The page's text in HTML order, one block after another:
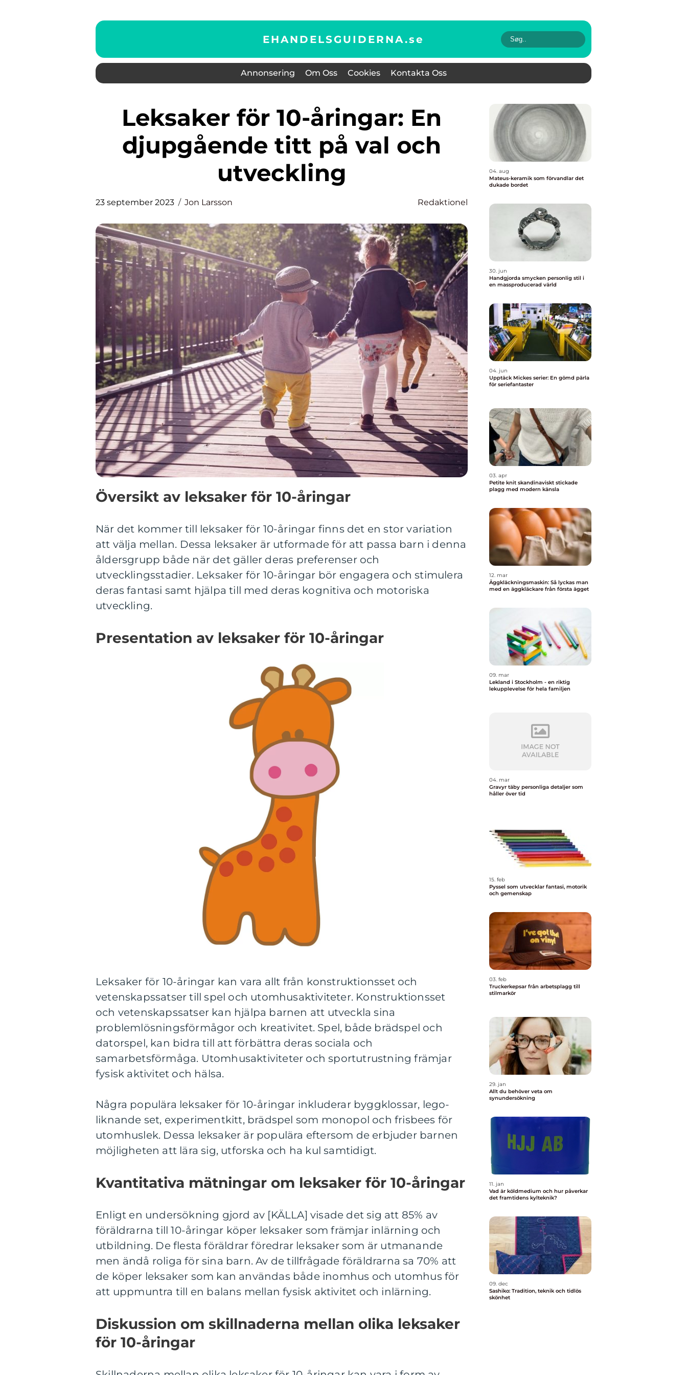
EHANDELSGUIDERNA.se
Annonsering Om Oss Cookies Kontakta Oss
Leksaker för 10-åringar: En
djupgående titt på val och
utveckling
23 september 2023 Jon Larsson Redaktionel
Översikt av leksaker för 10-åringar
När det kommer till leksaker för 10-åringar finns det en stor variation
att välja mellan. Dessa leksaker är utformade för att passa barn i denna
åldersgrupp både när det gäller deras preferenser och
utvecklingsstadier. Leksaker för 10-åringar bör engagera och stimulera
deras fantasi samt hjälpa till med deras kognitiva och motoriska
utveckling.
Presentation av leksaker för 10-åringar
Leksaker för 10-åringar kan vara allt från konstruktionsset och
vetenskapssatser till spel och utomhusaktiviteter. Konstruktionsset
och vetenskapssatser kan hjälpa barnen att utveckla sina
problemlösningsförmågor och kreativitet. Spel, både brädspel och
datorspel, kan bidra till att förbättra deras sociala och
samarbetsförmåga. Utomhusaktiviteter och sportutrustning främjar
fysisk aktivitet och hälsa.
Några populära leksaker för 10-åringar inkluderar byggklossar, lego-
liknande set, experimentkitt, brädspel som monopol och frisbees för
utomhuslek. Dessa leksaker är populära eftersom de erbjuder barnen
möjligheten att lära sig, utforska och ha kul samtidigt.
Kvantitativa mätningar om leksaker för 10-åringar
Enligt en undersökning gjord av [KÄLLA] visade det sig att 85% av
föräldrarna till 10-åringar köper leksaker som främjar inlärning och
utbildning. De flesta föräldrar föredrar leksaker som är utmanande
men ändå roliga för sina barn. Av de tillfrågade föräldrarna sa 70% att
de köper leksaker som kan användas både inomhus och utomhus för
att uppmuntra till en balans mellan fysisk aktivitet och inlärning.
Diskussion om skillnaderna mellan olika leksaker
för 10-åringar
04. aug
Mateus-keramik som förvandlar det
dukade bordet
30. jun
Handgjorda smycken personlig stil i
en massproducerad värld
04. jun
Upptäck Mickes serier: En gömd pärla
för seriefantaster
03. apr
Petite knit skandinaviskt stickade
plagg med modern känsla
12. mar
Äggkläckningsmaskin: Så lyckas man
med en äggkläckare från första ägget
09. mar
Lekland i Stockholm - en riktig
lekupplevelse för hela familjen
04. mar
Gravyr täby personliga detaljer som
håller över tid
15. feb
Pyssel som utvecklar fantasi, motorik
och gemenskap
03. feb
Truckerkepsar från arbetsplagg till
stilmarkör
29. jan
Allt du behöver veta om
synundersökning
11. jan
Vad är köldmedium och hur påverkar
det framtidens kylteknik?
09. dec
Sashiko: Tradition, teknik och tidlös
skönhet